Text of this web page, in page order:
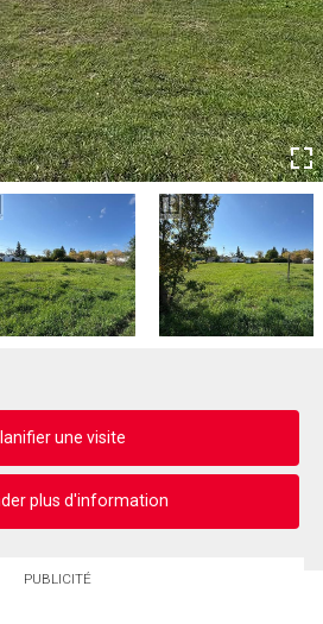
une visite
plus d'information
PUBLICITÉ